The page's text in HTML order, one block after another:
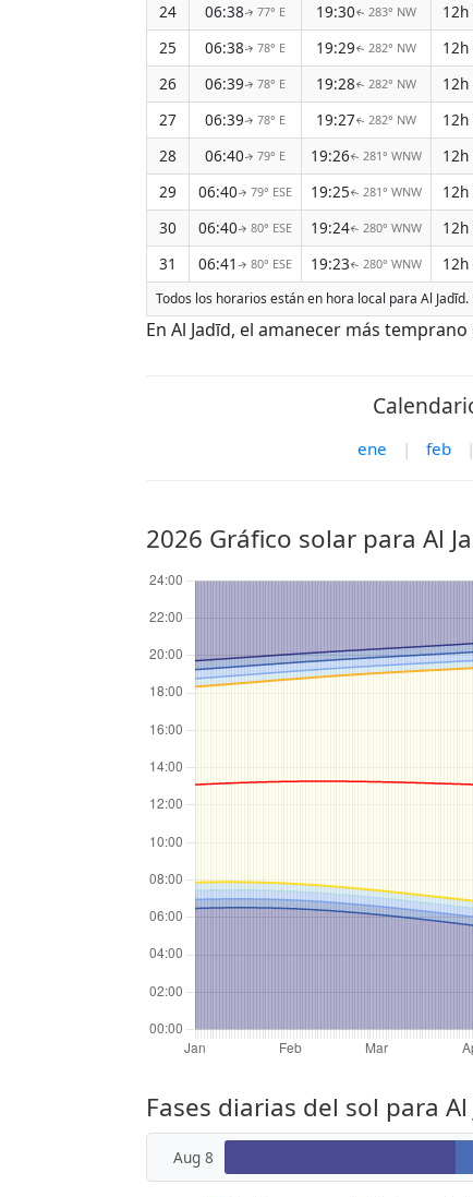
24
06:38↑ 77° E 19:30↑ 283° NW 12h
25
06:38↑ 78° E 19:29↑ 282° NW 12h
26
06:39↑ 78° E 19:28↑ 282° NW 12h
27
06:39↑ 78° E 19:27↑ 282° NW 12h
28
06:40↑ 79° E 19:26↑ 281° WNW 12h
29
06:40↑ 79° ESE 19:25↑ 281° WNW 12h
30
06:40↑ 80° ESE 19:24↑ 280° WNW 12h
31
06:41 ↑ 80° ESE 19:23↑ 280° WNW 12h
Todos los horarios están en hora local para Al
En Al Jadīd, el amanecer más
ene | feb |
2026 Gráfico solar para Al
Fases diarias del sol para Al
Aug 8